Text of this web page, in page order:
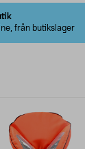
från butikslager